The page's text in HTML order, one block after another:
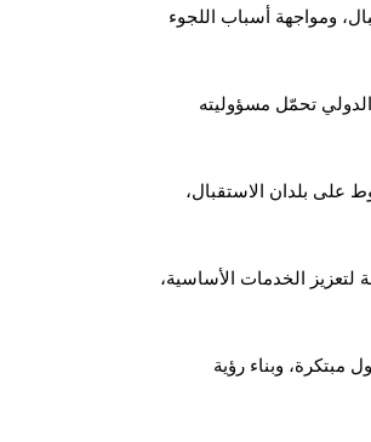
ومواجهة أسباب اللجوء
الدولي تحمّل مسؤوليته
على بلدان الاستقبال،
لتعزيز الخدمات الأساسية،
مبتكرة، وبناء رؤية